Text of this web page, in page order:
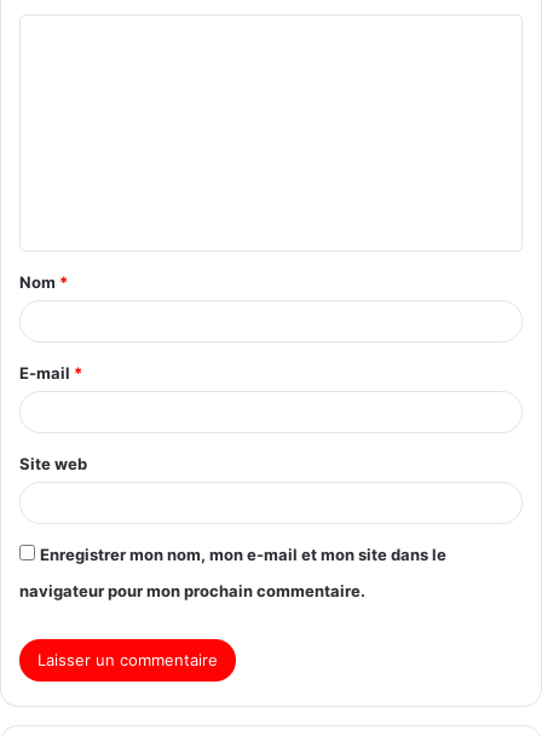
Nom *
E-mail *
Site web
Enregistrer mon nom, mon e-mail et mon site dans le
navigateur pour mon prochain commentaire.